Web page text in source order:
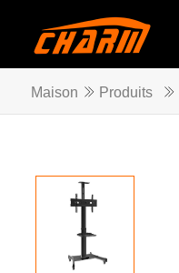
Maison Produits